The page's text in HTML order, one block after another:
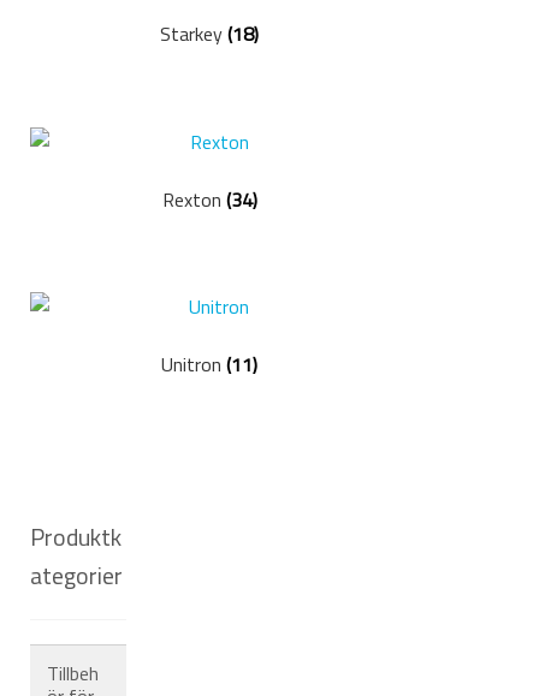
Starkey(18)
Rexton (34)
Unitron(11)
Produktk
ategorier
Tillbeh